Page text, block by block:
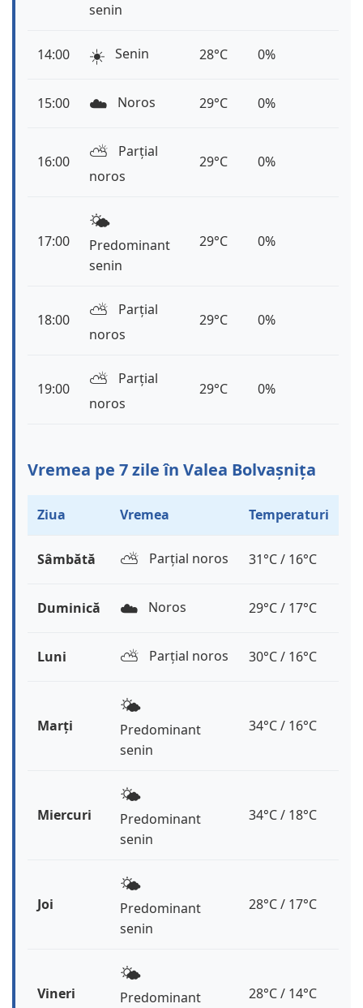
senin
14:00 ☀️ Senin 28°C 0%
15:00 ☁️ Noros 29°C 0%
16:00 ⛅️
Parțial
noros
29°C 0%
17:00
🌤️
Predominant
senin
29°C 0%
18:00 ⛅️
Parțial
noros
29°C 0%
19:00 ⛅️
Parțial
noros
29°C 0%
Vremea pe 7 zile în Valea Bolvașnița
Ziua Vremea Temperaturi
Sâmbătă ⛅️ Parțial noros 31°C / 16°C
Duminică ☁️ Noros 29°C / 17°C
Luni ⛅️ Parțial noros 30°C / 16°C
Marți
🌤️
Predominant
senin
34°C / 16°C
Miercuri
🌤️
Predominant
senin
34°C / 18°C
Joi
🌤️
Predominant
senin
28°C / 17°C
Vineri
🌤️
Predominant
28°C / 14°C